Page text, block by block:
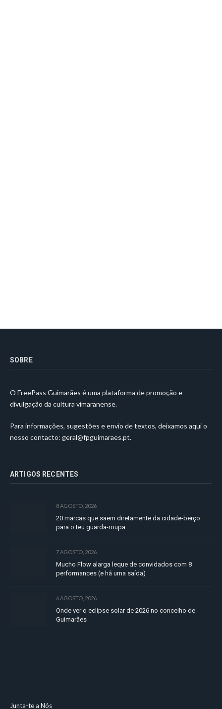
SOBRE
O FreePass Guimarães é uma plataforma de promoção e
divulgação da cultura vimaranense.
Para informações, sugestões e envio de textos, deixamos aqui o
nosso contacto: geral@fpguimaraes.pt.
ARTIGOS RECENTES
8 AGOSTO, 2026
20 marcas que saem diretamente da cidade-berço
para o teu guarda-roupa
7 AGOSTO, 2026
Mucho Flow alarga leque de convidados com 8
performances (e há uma saída)
6 AGOSTO, 2026
Onde ver o eclipse solar de 2026 no concelho de
Guimarães
Junta-te a Nós